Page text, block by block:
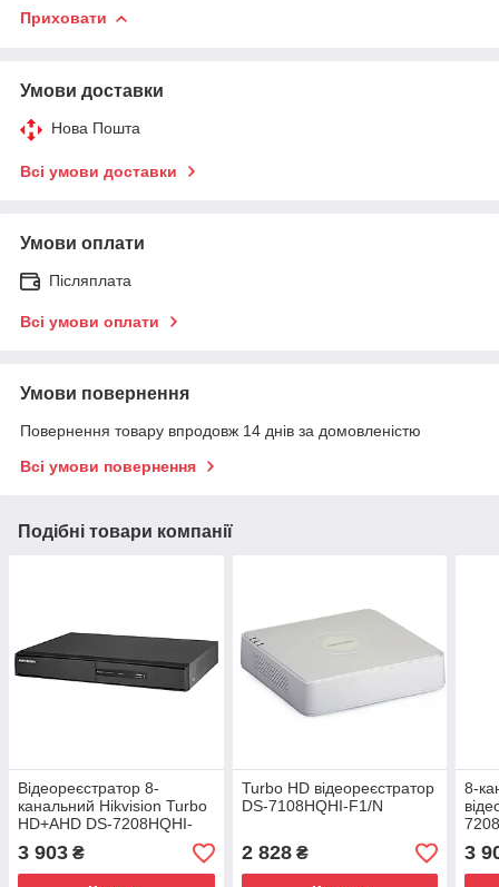
Приховати
Умови доставки
Нова Пошта
Всі умови доставки
Умови оплати
Післяплата
Всі умови оплати
Умови повернення
Повернення товару впродовж 14 днів за домовленістю
Всі умови повернення
Подібні товари компанії
Відеореєстратор 8-
канальний Hikvision Turbo
HD+AHD DS-7208HQHI-
F1/N
3 903 ₴
Turbo HD відеореєстратор
DS-7108HQHI-F1/N
2 828₴
8-
3